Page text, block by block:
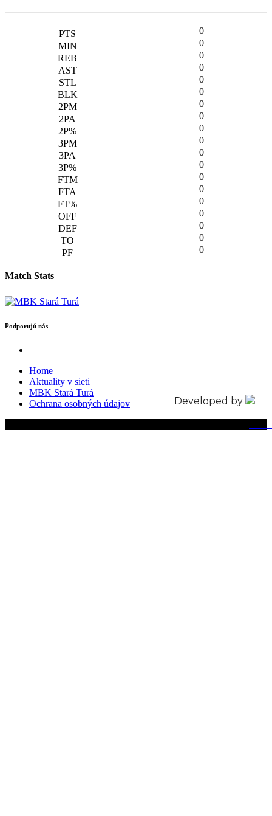
0
0
0
0
0
0
0
0
0
0
0
0
0
0
0
0
0
0
0
Match Stats
Podporujú nás
Home
Aktuality v sieti
MBK Stará Turá
Ochrana osobných údajov
Developed by